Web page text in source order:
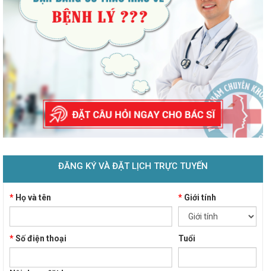
ĐĂNG KÝ VÀ ĐẶT LỊCH TRỰC TUYẾN
* Họ và tên *Giới tính
*Số điện thoại Tuổi